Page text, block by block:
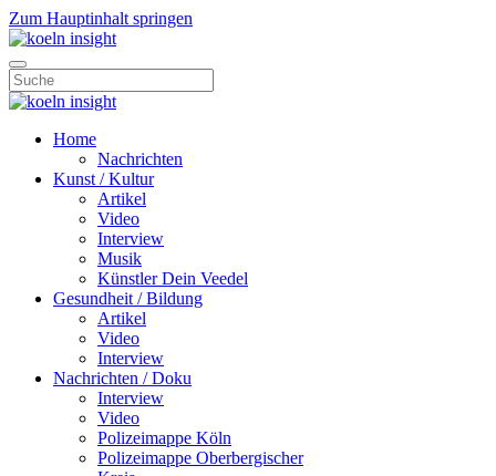
Zum Hauptinhalt springen
Home
Nachrichten
Kunst / Kultur
Artikel
Video
Interview
Musik
Künstler Dein Veedel
Gesundheit / Bildung
Artikel
Video
Interview
Nachrichten / Doku
Interview
Video
Polizeimappe Köln
Polizeimappe Oberbergischer